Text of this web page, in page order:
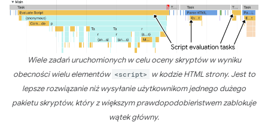
Wiele zadań uruchomionych w celu oceny skryptów w wyniku
obecności wielu elementów <script> w kodzie HTML strony. Jest to
lepsze rozwiązanie niż wysyłanie użytkownikom jednego dużego
pakietu skryptów, który z większym prawdopodobieństwem zablokuje
wątek główny.